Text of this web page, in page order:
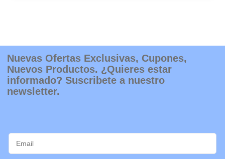
Nuevas Ofertas Exclusivas, Cupones,
Nuevos Productos. ¿Quieres estar
informado? Suscribete a nuestro
newsletter.